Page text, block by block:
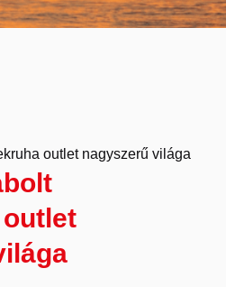
outlet nagyszerű világa